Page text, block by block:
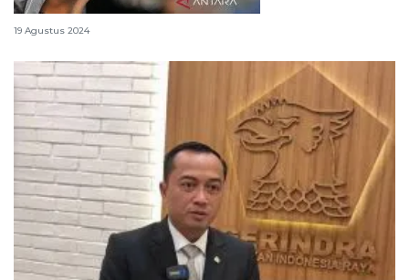
Doa memohon husnul khotimah
19 Agustus 2024